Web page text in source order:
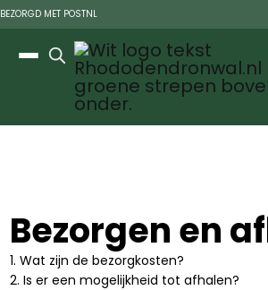
OP MAAT GEPRODUCEERD IN
Slide 2 of 3.
Bezorgen en
1. Wat zijn de bezorgkosten?
2. Is er een mogelijkheid tot afhalen?